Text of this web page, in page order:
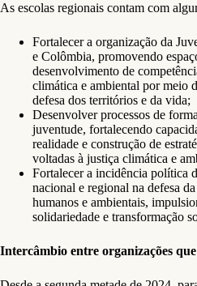
As escolas regionais contam com
Fortalecer a organização da
e Colômbia, promovendo
desenvolvimento de
climática e ambiental por meio
defesa dos territórios e da vida;
Desenvolver processos de
juventude, fortalecendo
realidade e construção de
voltadas à justiça climática e
Fortalecer a incidência política
nacional e regional na defesa
humanos e ambientais,
solidariedade e transformação
Intercâmbio entre organizações